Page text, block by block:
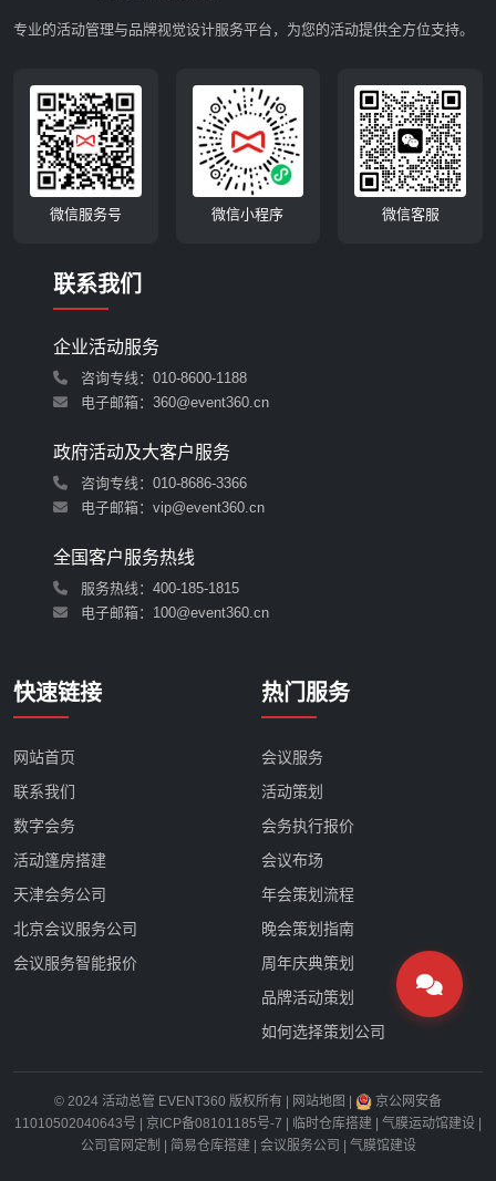
专业的活动管理与品牌视觉设计服务平台，为您的活动提供全方位支持。
微信服务号 微信小程序 微信客服
联系我们
企业活动服务
咨询专线：010-8600-1188
电子邮箱：360@event360.cn
政府活动及大客户服务
咨询专线：010-8686-3366
电子邮箱：vip@event360.cn
全国客户服务热线
服务热线： 400-185-1815
电子邮箱：100@event360.cn
快速链接
网站首页
联系我们
数字会务
活动篷房搭建
天津会务公司
北京会议服务公司
会议服务智能报价
热门服务
会议服务
活动策划
会务执行报价
会议布场
年会策划流程
晚会策划指南
周年庆典策划
品牌活动策划
如何选择策划公司
© 2024 活动总管 EVENT360 版权所有 | 网站地图
京公网安备
11010502040643号
京ICP备08101185号-7 临时仓库搭建 气膜运动馆建设
公司官网定制
简易仓库搭建| 会议服务公司 气膜馆建设